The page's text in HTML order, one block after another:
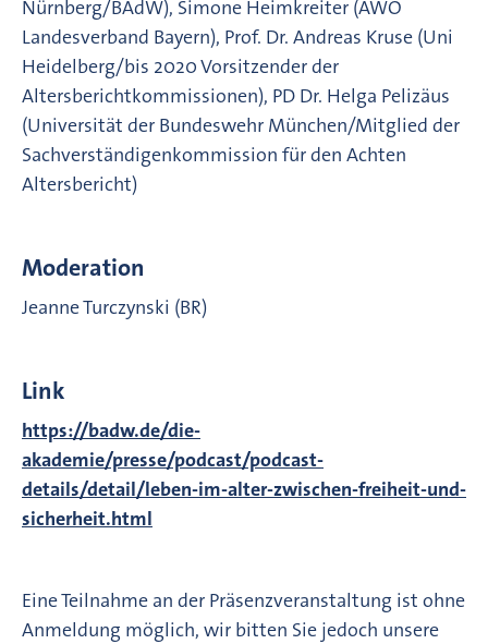
Nürnberg/BAdW), Simone Heimkreiter (AWO
Landesverband Bayern), Prof. Dr. Andreas Kruse (Uni
Heidelberg/bis 2020 Vorsitzender der
Altersberichtkommissionen), PD Dr. Helga Pelizäus
(Universität der Bundeswehr München/Mitglied der
Sachverständigenkommission für den Achten
Altersbericht)
Moderation
Jeanne Turczynski (BR)
Link
https://badw.de/die-
akademie/presse/podcast/podcast-
details/detail/leben-im-alter-zwischen-freiheit-und-
sicherheit.html
Eine Teilnahme an der Präsenzveranstaltung ist ohne
Anmeldung möglich, wir bitten Sie jedoch unsere